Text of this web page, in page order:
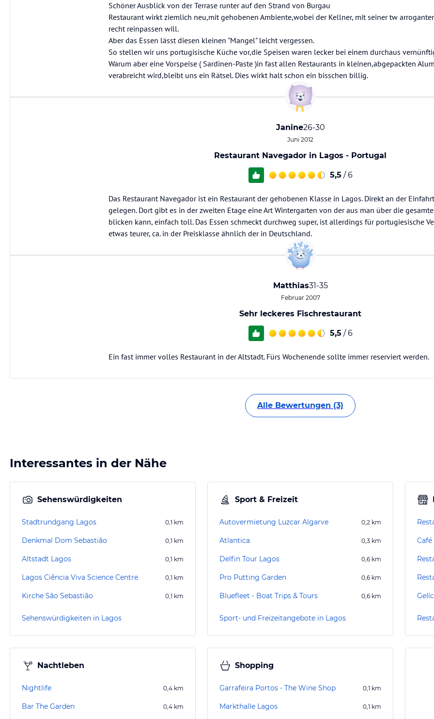
Schöner Ausblick von der Terrase runter auf den Strand von Burgau
Restaurant wirkt ziemlich neu,mit gehobenen Ambiente,wobei der Kellner, mit seiner tw
recht reinpassen will.
Aber das Essen lässt diesen kleinen "Mangel" leicht vergessen.
So stellen wir uns portugisische Küche vor,die Speisen waren lecker bei einem durchaus
Warum aber eine Vorspeise ( Sardinen-Paste )in fast allen Restaurants in kleinen,abgepackten
verabreicht wird,bleibt uns ein Rätsel. Dies wirkt halt schon ein bisschen billig.
Janine26-30
Juni 2012
Restaurant Navegador in Lagos - Portugal
5,5 / 6
Das Restaurant Navegador ist ein Restaurant der gehobenen Klasse in Lagos. Direkt an der
gelegen. Dort gibt es in der zweiten Etage eine Art Wintergarten von der aus man über die
blicken kann, einfach toll. Das Essen schmeckt durchweg super, ist allerdings für portugiesische
etwas teurer, ca. in der Preisklasse ähnlich der in Deutschland.
Matthias31-35
Februar 2007
Sehr leckeres Fischrestaurant
5,5 / 6
Ein fast immer volles Restaurant in der Altstadt. Fürs Wochenende sollte immer reserviert werden.
Alle Bewertungen (3)
Interessantes in der Nähe
Sehenswürdigkeiten
Stadtrundgang Lagos 0,1 km
Denkmal Dom Sebastião 0,1 km
Altstadt Lagos 0,1 km
Lagos Ciência Viva Science Centre 0,1 km
Kirche São Sebastião 0,1 km
Sehenswürdigkeiten in Lagos
Sport & Freizeit
Autovermietung Luzcar Algarve 0,2 km
Atlantica 0,3 km
Delfin Tour Lagos 0,6 km
Pro Putting Garden 0,6 km
Bluefleet - Boat Trips & Tours 0,6 km
Sport- und Freizeitangebote in Lagos
Nachtleben
Nightlife 0,4 km
Bar The Garden 0,4 km
Shopping
Garrafeira Portos - The Wine Shop 0,1 km
Markthalle Lagos 0,1 km